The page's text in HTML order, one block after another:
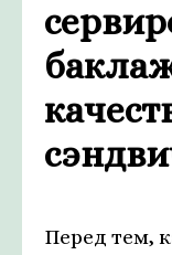
Перед тем,